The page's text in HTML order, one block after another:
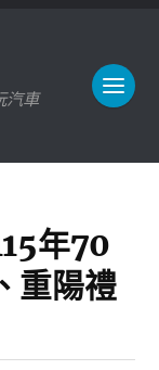
汽車
年70
重陽禮